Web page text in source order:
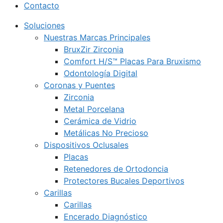
Contacto
Soluciones
Nuestras Marcas Principales
BruxZir Zirconia
Comfort H/S™ Placas Para Bruxismo
Odontología Digital
Coronas y Puentes
Zirconia
Metal Porcelana
Cerámica de Vidrio
Metálicas No Precioso
Dispositivos Oclusales
Placas
Retenedores de Ortodoncia
Protectores Bucales Deportivos
Carillas
Carillas
Encerado Diagnóstico